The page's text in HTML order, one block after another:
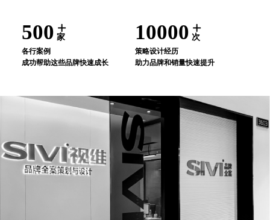
500 家
各⾏案例
成功帮助这些品牌快速成⻓
10000 次
策略设计经历
助⼒品牌和销量快速提升